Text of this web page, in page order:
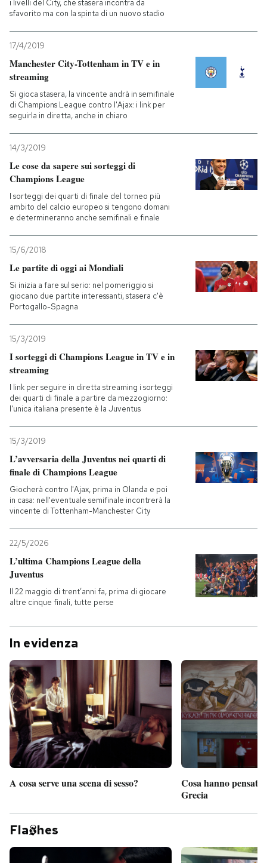
i livelli del City, che stasera incontra da
sfavorito ma con la spinta di un nuovo stadio
17/4/2019
Manchester City-Tottenham in TV e in
streaming
Si gioca stasera, la vincente andrà in semifinale
di Champions League contro l'Ajax: i link per
seguirla in diretta, anche in chiaro
14/3/2019
Le cose da sapere sui sorteggi di
Champions League
I sorteggi dei quarti di finale del torneo più
ambito del calcio europeo si tengono domani
e determineranno anche semifinali e finale
15/6/2018
Le partite di oggi ai Mondiali
Si inizia a fare sul serio: nel pomeriggio si
giocano due partite interessanti, stasera c'è
Portogallo-Spagna
15/3/2019
I sorteggi di Champions League in TV e in
streaming
I link per seguire in diretta streaming i sorteggi
dei quarti di finale a partire da mezzogiorno:
l'unica italiana presente è la Juventus
15/3/2019
L’avversaria della Juventus nei quarti di
finale di Champions League
Giocherà contro l'Ajax, prima in Olanda e poi
in casa: nell'eventuale semifinale incontrerà la
vincente di Tottenham-Manchester City
22/5/2026
L’ultima Champions League della
Juventus
Il 22 maggio di trent’anni fa, prima di giocare
altre cinque finali, tutte perse
In evidenza
A cosa serve una scena di sesso?
Cosa hanno pensato
Grecia
Fla hes